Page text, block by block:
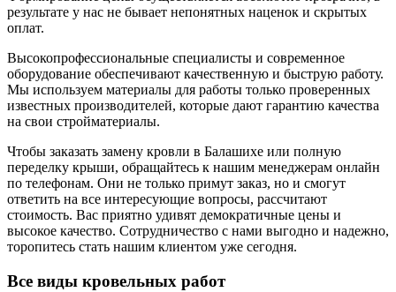
результате у нас не бывает непонятных наценок и скрытых
оплат.
Высокопрофессиональные специалисты и современное
оборудование обеспечивают качественную и быструю работу.
Мы используем материалы для работы только проверенных
известных производителей, которые дают гарантию качества
на свои стройматериалы.
Чтобы заказать замену кровли в Балашихе или полную
переделку крыши, обращайтесь к нашим менеджерам онлайн
по телефонам. Они не только примут заказ, но и смогут
ответить на все интересующие вопросы, рассчитают
стоимость. Вас приятно удивят демократичные цены и
высокое качество. Сотрудничество с нами выгодно и надежно,
торопитесь стать нашим клиентом уже сегодня.
Все виды кровельных работ